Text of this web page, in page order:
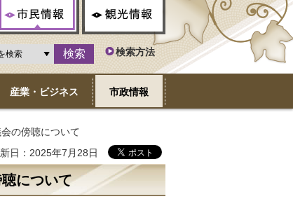
検索方法
産業・ビジネス 市政情報
の傍聴について
日：2025年7月28日
について